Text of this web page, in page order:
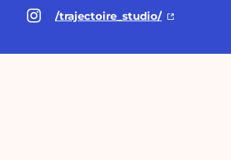
/trajectoire_studio/